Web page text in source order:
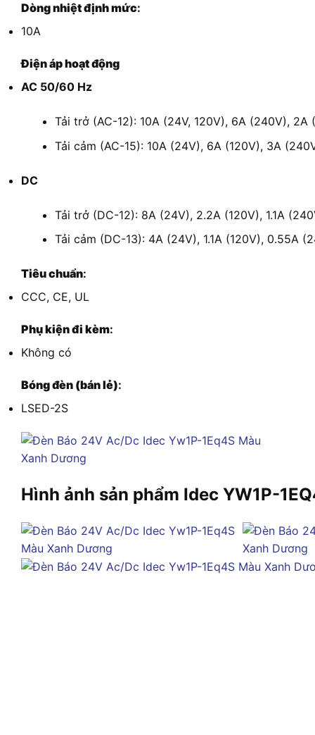
Dòng nhiệt định mức:
10A
Điện áp hoạt động
AC 50/60 Hz
Tải trở (AC-12): 10A (24V, 120V), 6A (240V), 2A
Tải cảm (AC-15): 10A (24V), 6A (120V), 3A
DC
Tải trở (DC-12): 8A (24V), 2.2A (120V), 1.1A
Tải cảm (DC-13): 4A (24V), 1.1A (120V), 0.55A
Tiêu chuẩn:
CCC, CE, UL
Phụ kiện đi kèm:
Không có
Bóng đèn (bán lẻ):
LSED-2S
Hình ảnh sản phẩm Idec YW1P-